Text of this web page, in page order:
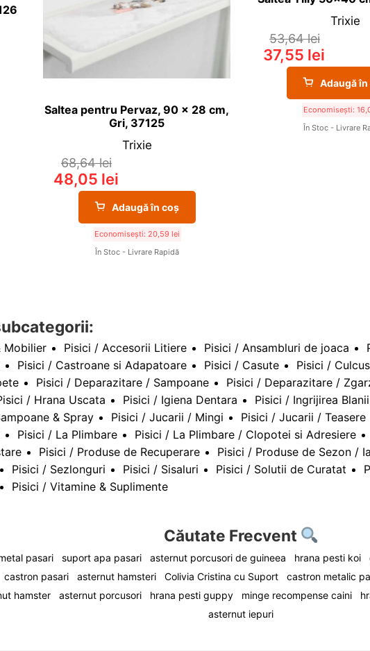
Saltea pentru Pervaz, 90 x 28 cm,
Gri, 37125
Trixie
68,64lei
48,05 lei
Adaugă în coș
Economisești: 20,59 lei
În Stoc - Livrare Rapidă
Trixie
53,64lei
37,55 lei
Adaugă în
Economisești:
În Stoc - Livrare
Mobilier Pisici / Accesorii Litiere Pisici / Ansambluri de joaca
Pisici / Castroane si Adapatoare Pisici / Casute Pisici /
Pisici / Deparazitare / Sampoane Pisici / Deparazitare /
/ Hrana Uscata Pisici / Igiena Dentara
Pisici / Ingrijirea
& Spray
Pisici / Jucarii / Mingi Pisici / Jucarii / Teasere
Pisici / La Plimbare Pisici / La Plimbare / Clopotei si Adresiere
Pisici / Produse de Recuperare Pisici / Produse de Sezon /
Pisici / Sezlonguri Pisici / Sisaluri Pisici / Solutii de Curatat
Pisici / Vitamine & Suplimente
Căutate Frecvent
pasari suport apa pasari asternut porcusori de guineea hrana pesti koi
castron pasari asternut hamsteri Colivia Cristina cu Suport castron metalic
hamster asternut porcusori hrana pesti guppy minge recompense caini
asternut iepuri